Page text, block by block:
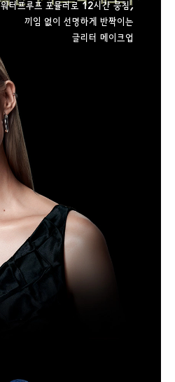
워터프루프 포뮬러로 12시간 뭉침,
끼임 없이 선명하게 반짝이는
글리터 메이크업